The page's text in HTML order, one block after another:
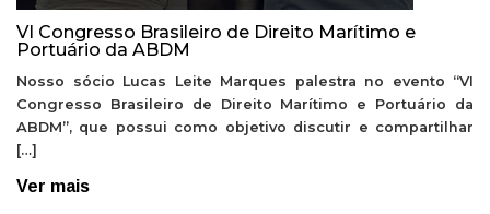
VI Congresso Brasileiro de Direito Marítimo e
Portuário da ABDM
Nosso sócio Lucas Leite Marques palestra no evento “VI
Congresso Brasileiro de Direito Marítimo e Portuário da
ABDM”, que possui como objetivo discutir e compartilhar
[…]
Ver mais